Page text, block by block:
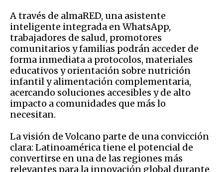
A través de almaRED, una asistente
inteligente integrada en WhatsApp,
trabajadores de salud, promotores
comunitarios y familias podrán acceder de
forma inmediata a protocolos, materiales
educativos y orientación sobre nutrición
infantil y alimentación complementaria,
acercando soluciones accesibles y de alto
impacto a comunidades que más lo
necesitan.
La visión de Volcano parte de una convicción
clara: Latinoamérica tiene el potencial de
convertirse en una de las regiones más
relevantes para la innovación global durante